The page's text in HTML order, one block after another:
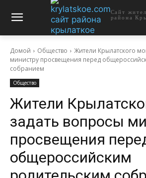
Сайт
района
Домой Общество
Жители Крылатского
министру просвещения перед
собранием
Общество
Жители
задать вопросы
просвещения
общероссийским